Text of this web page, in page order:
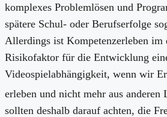
komplexes Problemlösen und
spätere Schul- oder Berufserfolge
Allerdings ist Kompetenzerleben im
Risikofaktor für die Entwicklung
Videospielabhängigkeit, wenn wir
erleben und nicht mehr aus anderen
sollten deshalb darauf achten, die